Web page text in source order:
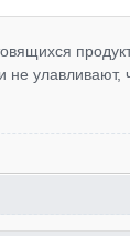
улавливают,